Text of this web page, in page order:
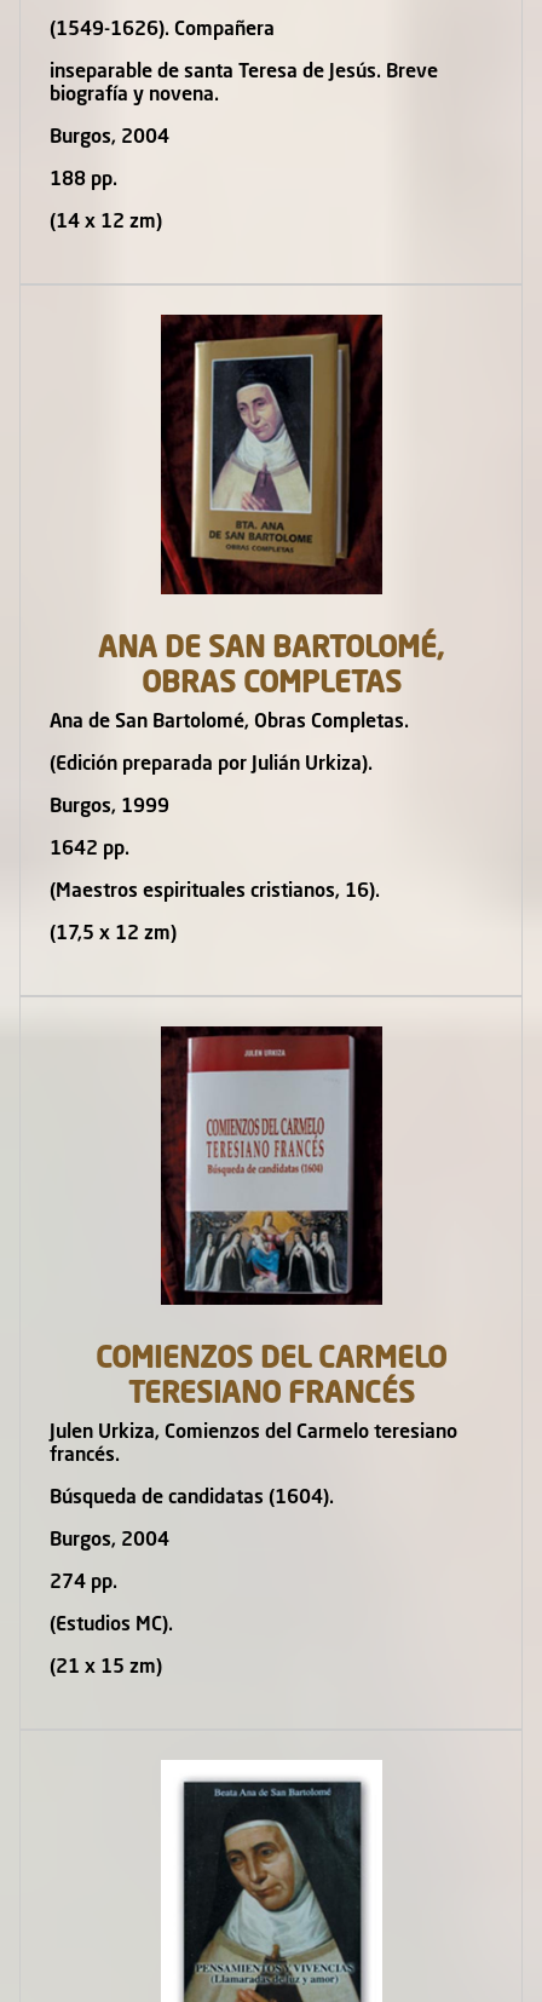
(1549-1626). Compañera
inseparable de santa Teresa de Jesús. Breve
biografía y novena.
Burgos, 2004
188 pp.
(14 x 12 zm)
ANA DE SAN BARTOLOMÉ,
OBRAS COMPLETAS
Ana de San Bartolomé, Obras Completas.
(Edición preparada por Julián Urkiza).
Burgos, 1999
1642 pp.
(Maestros espirituales cristianos, 16).
(17,5 x 12 zm)
COMIENZOS DEL CARMELO
TERESIANO FRANCÉS
Julen Urkiza, Comienzos del Carmelo teresiano
francés.
Búsqueda de candidatas (1604).
Burgos, 2004
274 pp.
(Estudios MC).
(21 x 15 zm)